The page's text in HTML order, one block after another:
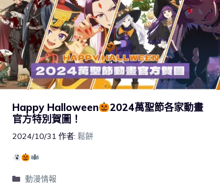
Happy Halloween
2024萬聖節各家動畫
官方特別賀圖！
2024/10/31 作者: 鬆餅
動漫情報